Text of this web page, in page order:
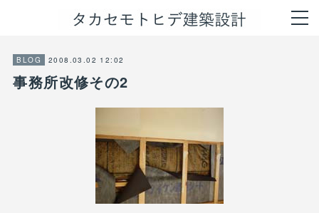
BLOG 2008.03.02 12:02
事務所改修その2